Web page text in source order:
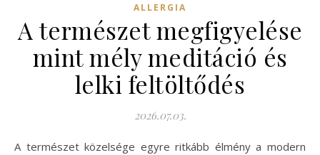
ALLERGIA
A természet megfigyelése
mint mély meditáció és
lelki feltöltődés
2026.07.03.
A természet közelsége egyre ritkább élmény a modern